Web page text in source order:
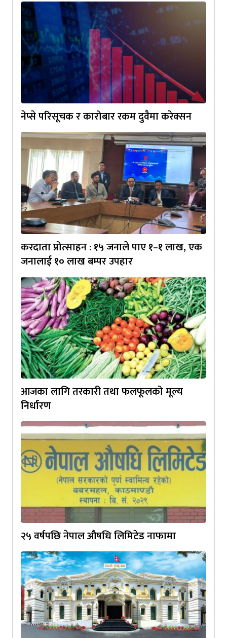
नेप्से परिसूचक र कारोबार रकम दुवैमा करेक्सन
करदाता प्रोत्साहन : १५ जनाले पाए १–१ लाख, एक
जनालाई १० लाख बम्पर उपहार
आजका लागि तरकारी तथा फलफूलको मूल्य
निर्धारण
२५ वर्षपछि नेपाल औषधि लिमिटेड नाफामा